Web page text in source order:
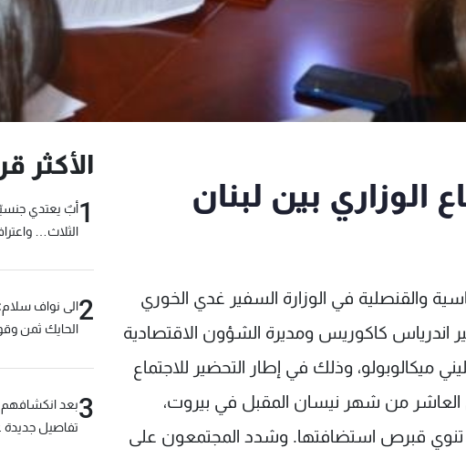
الوزاري بين لبنان
والقنصلية في الوزارة السفير غدي الخوري
اندرياس كاكوريس ومديرة الشؤون الاقتصادية
ميكالوبولو، وذلك في إطار التحضير للاجتماع
العاشر من شهر نيسان المقبل في بيروت،
تنوي قبرص استضافتها. وشدد المجتمعون على
الأكثر
1أبٌ يعتدي
الثلاث…
2الى نواف
الحايك ثمن
3بعد انكشافهم
تفاصيل